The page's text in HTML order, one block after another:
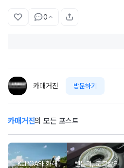
0
카매거진 방문하기
카매거진의 모든 포스트
KLPGA와 화해
벤틀리, 토르칼의